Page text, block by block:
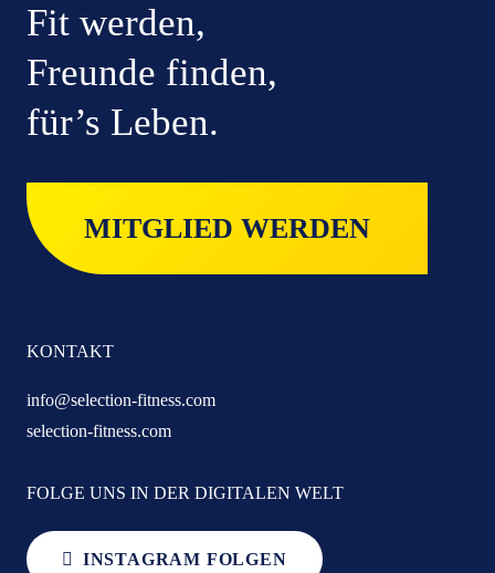
Fit werden,
Freunde finden,
für’s Leben.
MITGLIED WERDEN
KONTAKT
info@selection-fitness.com
selection-fitness.com
FOLGE UNS IN DER DIGITALEN WELT
INSTAGRAM FOLGEN